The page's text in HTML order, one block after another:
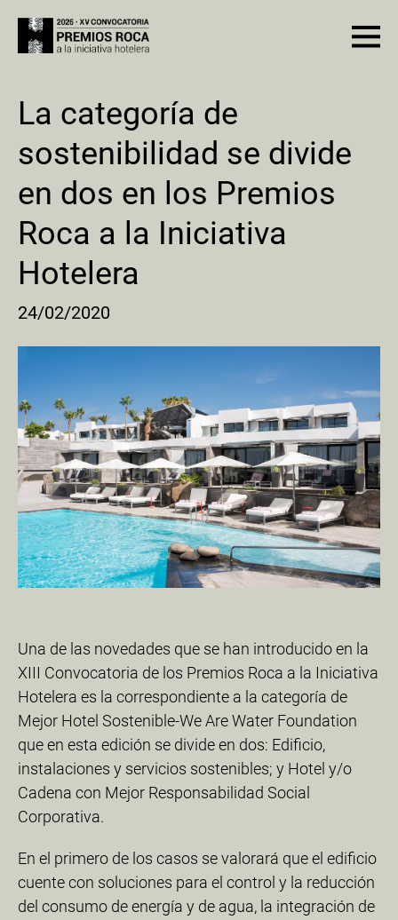
La categoría de
sostenibilidad se divide
en dos en los Premios
Roca a la Iniciativa
Hotelera
24/02/2020
Una de las novedades que se han introducido en la
XIII Convocatoria de los Premios Roca a la Iniciativa
Hotelera es la correspondiente a la categoría de
Mejor Hotel Sostenible-We Are Water Foundation
que en esta edición se divide en dos: Edificio,
instalaciones y servicios sostenibles; y Hotel y/o
Cadena con Mejor Responsabilidad Social
Corporativa.
En el primero de los casos se valorará que el edificio
cuente con soluciones para el control y la reducción
del consumo de energía y de agua, la integración de